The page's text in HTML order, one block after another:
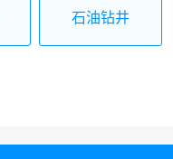
石油钻井